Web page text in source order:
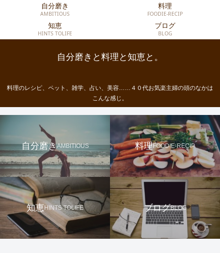
自分磨きと料理と知恵と。
料理のレシピ、ペット、雑学、占い、美容……４０代お気楽主婦の頭のなかは
こんな感じ。
自分磨き
AMBITIOUS
料理
FOODIE-RECIP
知恵
HINTS TOLIFE
ブログ
BLOG
自分磨きAMBITIOUS 料理FOODIE-RECIP
知恵HINTS TOLIFE ブログBLOG